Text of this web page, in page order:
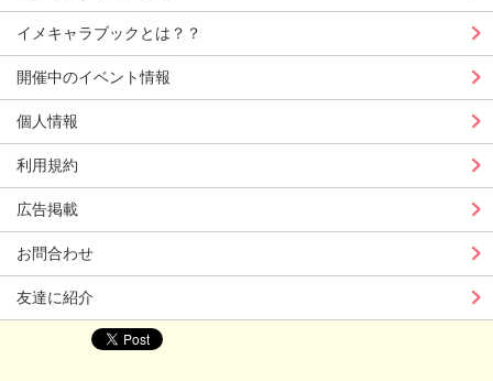
イメキャラブックとは？？
開催中のイベント情報
個人情報
利用規約
広告掲載
お問合わせ
友達に紹介